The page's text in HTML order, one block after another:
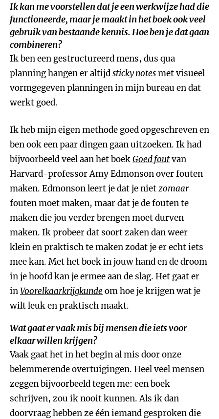
Ik kan me voorstellen dat je een werkwijze had die
functioneerde, maar je maakt in het boek ook veel
gebruik van bestaande kennis. Hoe ben je dat gaan
combineren?
Ik ben een gestructureerd mens, dus qua
planning hangen er altijdsticky notesmet visueel
vormgegeven planningen in mijn bureau en dat
werkt goed.
Ik heb mijn eigen methode goed opgeschreven en
ben ook een paar dingen gaan uitzoeken. Ik had
bijvoorbeeld veel aan het boekGoed foutvan
Harvard-professor Amy Edmonson over fouten
maken. Edmonson leert je dat je nietzomaar
fouten moet maken, maar dat je de fouten te
maken die jou verder brengen moet durven
maken. Ik probeer dat soort zaken dan weer
klein en praktisch te maken zodat je er echt iets
mee kan. Met het boek in jouw hand en de droom
in je hoofd kan je ermee aan de slag. Het gaat er
inVoorelkaarkrijgkunde om hoe je krijgen wat je
wilt leuk en praktisch maakt.
Wat gaat er vaak mis bij mensen die iets voor
elkaar willen krijgen?
Vaak gaat het in het begin al mis door onze
belemmerende overtuigingen. Heel veel mensen
zeggen bijvoorbeeld tegen me: een boek
schrijven, zou ik nooit kunnen. Als ik dan
doorvraag hebben ze één iemand gesproken die